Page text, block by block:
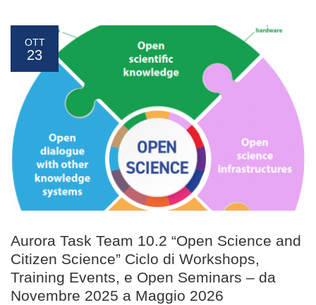
OTT
23
Aurora Task Team 10.2 “Open Science and
Citizen Science” Ciclo di Workshops,
Training Events, e Open Seminars – da
Novembre 2025 a Maggio 2026